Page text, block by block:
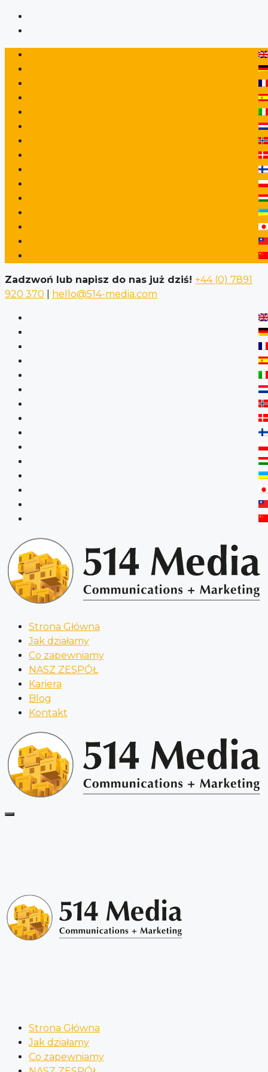
Przejdź
Zadzwoń lub napisz do nas już dziś! +44 (0) 7891
920 370
hello@514-media.com
Strona Główna
Jak działamy
Co zapewniamy
NASZ ZESPÓŁ
Kariera
Blog
Kontakt
Strona Główna
Jak działamy
Co zapewniamy